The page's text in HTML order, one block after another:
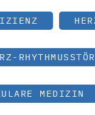
MEDIZIN